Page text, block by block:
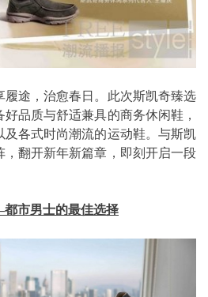
途，治愈春日。此次斯凯奇臻选
品质与舒适兼具的商务休闲鞋，
及各式时尚潮流的运动鞋。与斯凯
，翻开新年新篇章，即刻开启一段
市男士的最佳选择